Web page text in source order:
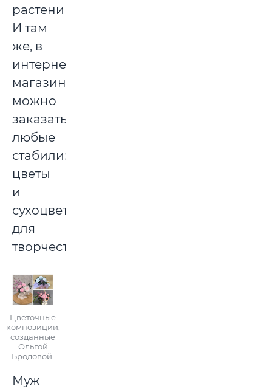
растений.
И там
же, в
интернет-
магазинах,
можно
заказать
любые
стабилизированные
цветы
и
сухоцветы
для
творчества.
Цветочные
композиции,
созданные
Ольгой
Бродовой.
Муж